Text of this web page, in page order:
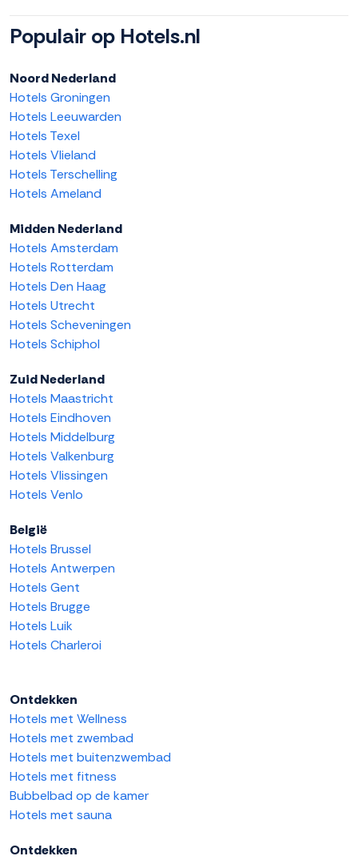
Populair op Hotels.nl
Noord Nederland
Hotels Groningen
Hotels Leeuwarden
Hotels Texel
Hotels Vlieland
Hotels Terschelling
Hotels Ameland
Midden Nederland
Hotels Amsterdam
Hotels Rotterdam
Hotels Den Haag
Hotels Utrecht
Hotels Scheveningen
Hotels Schiphol
Zuid Nederland
Hotels Maastricht
Hotels Eindhoven
Hotels Middelburg
Hotels Valkenburg
Hotels Vlissingen
Hotels Venlo
België
Hotels Brussel
Hotels Antwerpen
Hotels Gent
Hotels Brugge
Hotels Luik
Hotels Charleroi
Ontdekken
Hotels met Wellness
Hotels met zwembad
Hotels met buitenzwembad
Hotels met fitness
Bubbelbad op de kamer
Hotels met sauna
Ontdekken